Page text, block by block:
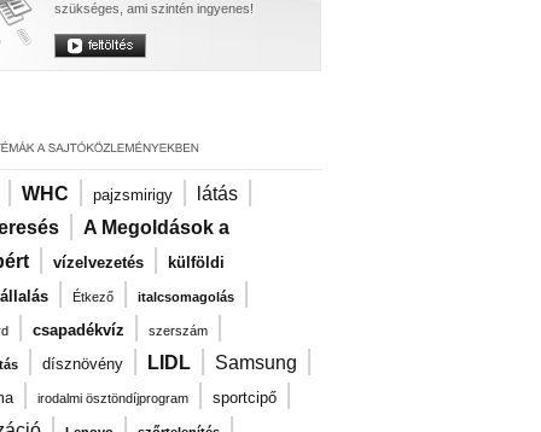
szükséges, ami szintén ingyenes!
| WHC | pajzsmirigy | látás |
| A Megoldások a
| vízelvezetés |
külföldi
| Étkező | italcsomagolás |
| csapadékvíz | szerszám |
| dísznövény | LIDL | Samsung |
| irodalmi ösztöndíjprogram | sportcipő |